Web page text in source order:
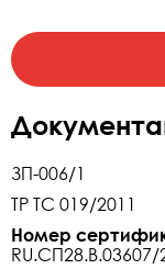
ЗП-006/1
ТР ТС 019/2011
Номер
RU.СП28.В.03607/